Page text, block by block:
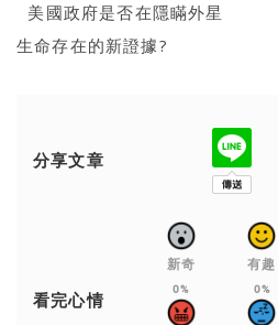
美國政府是否在隱瞞外星
生命存在的新證據?
分享文章
看完心情
新奇
0%
有趣
0%